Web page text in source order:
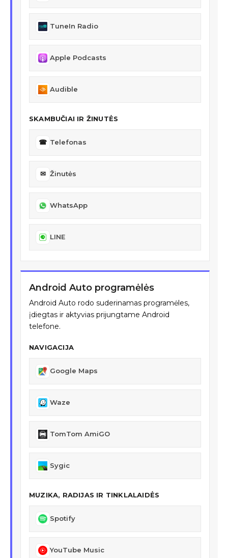
TuneIn Radio
Apple Podcasts
Audible
SKAMBUČIAI IR ŽINUTĖS
☎ Telefonas
✉ Žinutės
WhatsApp
LINE
Android Auto programėlės
Android Auto rodo suderinamas programėles,
įdiegtas ir aktyvias prijungtame Android
telefone.
NAVIGACIJA
Google Maps
Waze
TomTom AmiGO
Sygic
MUZIKA, RADIJAS IR TINKLALAIDĖS
Spotify
YouTube Music